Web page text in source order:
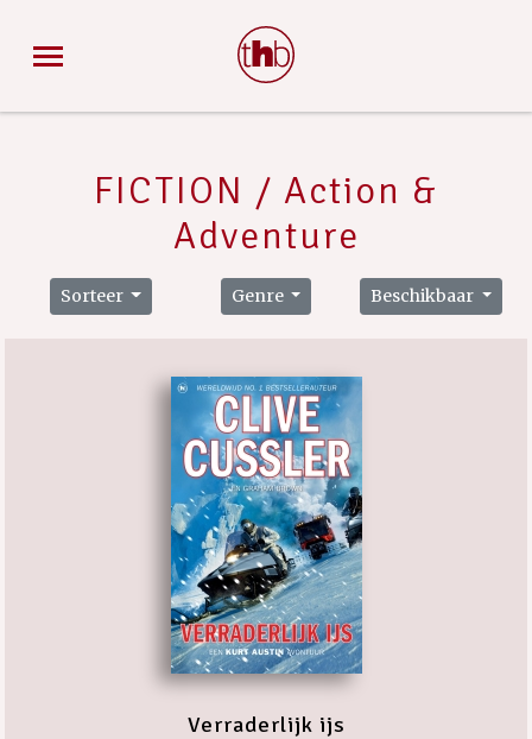
FICTION / Action &
Adventure
Sorteer Genre Beschikbaar
Verraderlijk ijs